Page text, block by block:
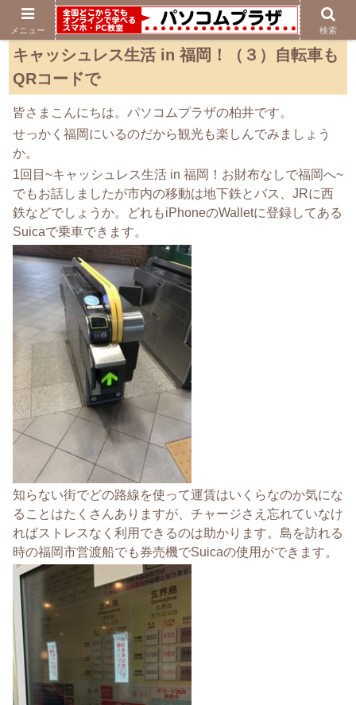
キャッシュレス生活 in 福岡！（３）自転車も
QRコードで
皆さまこんにちは。パソコムプラザの柏井です。
せっかく福岡にいるのだから観光も楽しんでみましょう
か。
1回目~キャッシュレス生活 in 福岡！お財布なしで福岡へ~
でもお話しましたが市内の移動は地下鉄とバス、JRに西
鉄などでしょうか。どれもiPhoneのWalletに登録してある
Suicaで乗車できます。
知らない街でどの路線を使って運賃はいくらなのか気にな
ることはたくさんありますが、チャージさえ忘れていなけ
ればストレスなく利用できるのは助かります。島を訪れる
時の福岡市営渡船でも券売機でSuicaの使用ができます。
メニュー 検索